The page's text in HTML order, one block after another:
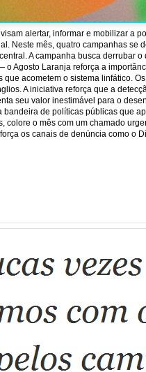
alertar, informar e mobilizar
Neste mês, quatro campanhas
A campanha busca
Agosto Laranja reforça a
acometem o sistema linfático.
A iniciativa reforça que a
seu valor inestimável para o
de políticas públicas que
o mês com um chamado
os canais de denúncia como